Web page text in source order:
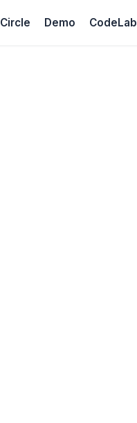
Circle Demo CodeLab